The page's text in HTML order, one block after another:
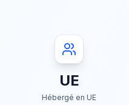
UE
Hébergé en UE